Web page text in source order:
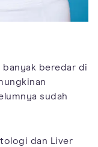
beredar di
sudah
dan Liver